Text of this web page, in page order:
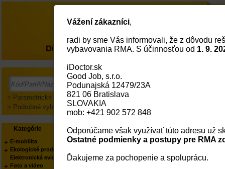
DIGITUS CAT 6A
"montáž do stojanu,
PODĽA KATEGÓRIE:
PODĽA VÝROBCU:
Kód:
EAN Kód:
Výrobca:
Produkt manager:
> Parametrické vyhľadávanie
> Podrobné vyhľadávanie
Kategórie Výrobcovia
E-mobilita
Ekologické produkty
Elektronická evidencia tržieb
Foto a video
O nás
Vážení zákazníci,
radi by sme Vás informovali, že z dôvodu
vybavovania RMA. S účinnosťou od 1. 9.
iDoctor.sk
Good Job, s.r.o.
Podunajská 12479/23A
821 06 Bratislava
SLOVAKIA
mob: +421 902 572 848
Odporúčame však využívať túto adresu už
Ostatné podmienky a postupy pre RMA
Ďakujeme za pochopenie a spoluprácu.